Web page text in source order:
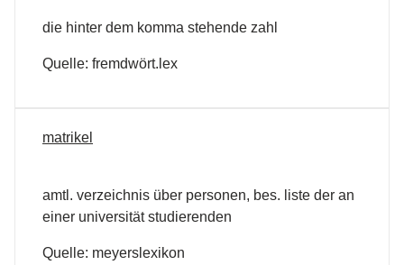
die hinter dem komma stehende zahl
Quelle: fremdwört.lex
matrikel
amtl. verzeichnis über personen, bes. liste der an
einer universität studierenden
Quelle: meyerslexikon